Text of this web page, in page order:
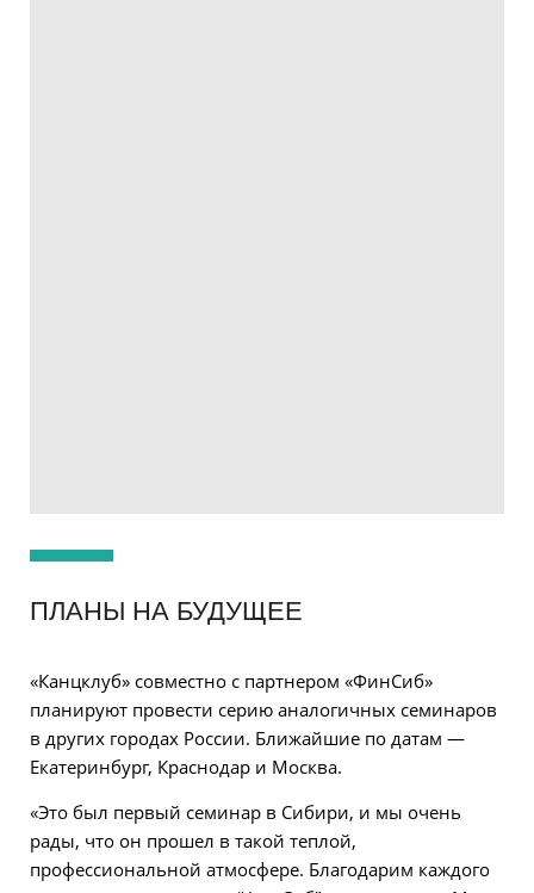
ПЛАНЫ НА БУДУЩЕЕ
«Канцклуб» совместно с партнером «ФинСиб»
планируют провести серию аналогичных семинаров
в других городах России. Ближайшие по датам —
Екатеринбург, Краснодар и Москва.
«Это был первый семинар в Сибири, и мы очень
рады, что он прошел в такой теплой,
профессиональной атмосфере. Благодарим каждого